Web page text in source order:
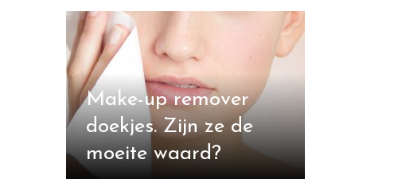
Make-up remover
doekjes. Zijn ze de
moeite waard?